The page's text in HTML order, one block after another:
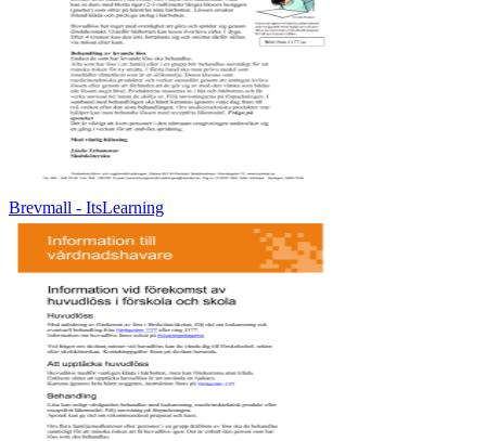
Brevmall - ItsLearning